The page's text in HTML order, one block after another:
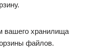
вашего хранилища
файлов.